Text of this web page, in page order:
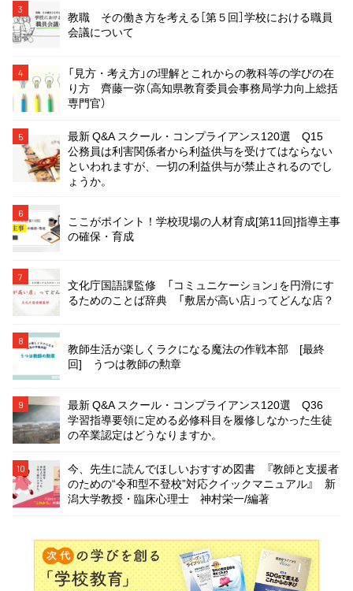
3
教職 その働き方を考える［第５回］学校における職員
会議について
4
「見方・考え方」の理解とこれからの教科等の学びの在
り方 齊藤一弥（高知県教育委員会事務局学力向上総括
専門官）
5
最新 Q&A スクール・コンプライアンス120選 Q15
公務員は利害関係者から利益供与を受けてはならない
といわれますが、一切の利益供与が禁止されるのでし
ょうか。
6
ここがポイント！学校現場の人材育成[第11回]指導主事
の確保・育成
7
文化庁国語課監修 「コミュニケーション」を円滑にす
るためのことば辞典 「敷居が高い店」ってどんな店？
8
教師生活が楽しくラクになる魔法の作戦本部 [最終
回] うつは教師の勲章
9
最新 Q&A スクール・コンプライアンス120選 Q36
学習指導要領に定める必修科目を履修しなかった生徒
の卒業認定はどうなりますか。
10
今、先生に読んでほしいおすすめ図書 『教師と支援者
のための“令和型不登校”対応クイックマニュアル』 新
潟大学教授・臨床心理士 神村栄一/編著